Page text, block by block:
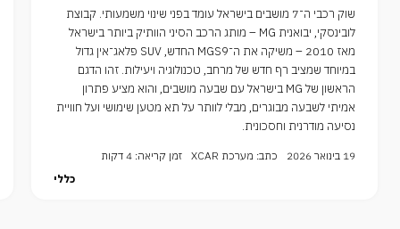
שוק רכבי ה־7 מושבים בישראל עומד בפני שינוי משמעותי. קבוצת
לובינסקי, יבואנית MG – מותג הרכב הסיני הוותיק ביותר בישראל
מאז 2010 – משיקה את ה־MGS9 החדש, SUV פלאג־אין גדול
במיוחד שמציב רף חדש של מרחב, טכנולוגיה ויעילות. זהו הדגם
הראשון של MG בישראל עם שבעה מושבים, והוא מציע פתרון
אמיתי לשבעה מבוגרים, מבלי לוותר על תא מטען שימושי ועל חוויית
נסיעה מודרנית וחסכונית.
19 בינואר 2026 כתב: מערכת XCAR
זמן קריאה: 4 דקות
כללי